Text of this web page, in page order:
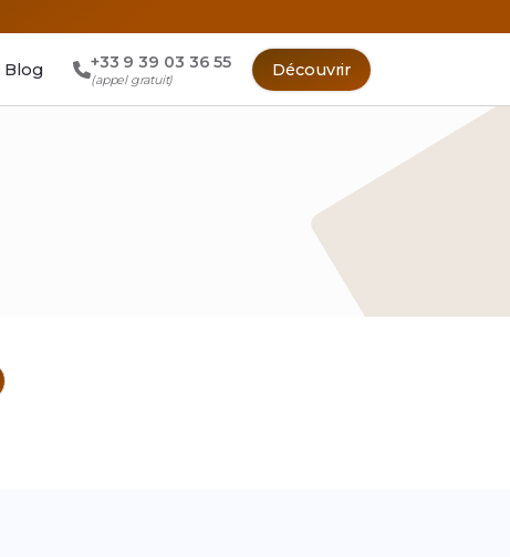
Blog +33 9 39 03 36 55
(appel gratuit)
Découvrir